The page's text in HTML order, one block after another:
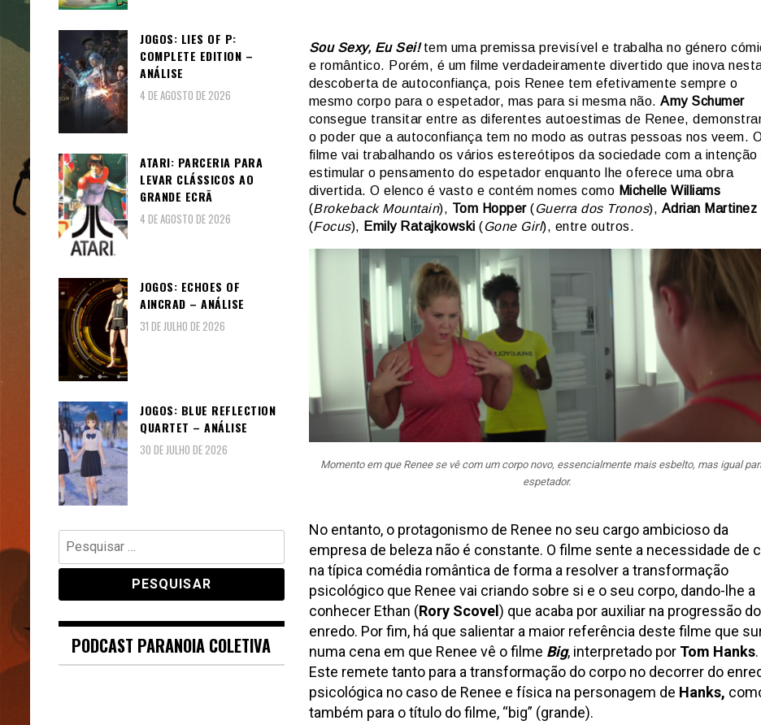
Sou Sexy, Eu Sei!tem uma premissa previsível e trabalha no género
e romântico. Porém, é um filme verdadeiramente divertido que inova
descoberta de autoconfiança, pois Renee tem efetivamente sempre o
mesmo corpo para o espetador, mas para si mesma não. Amy Schumer
consegue transitar entre as diferentes autoestimas de Renee,
o poder que a autoconfiança tem no modo as outras pessoas nos veem.
filme vai trabalhando os vários estereótipos da sociedade com a intenção
estimular o pensamento do espetador enquanto lhe oferece uma obra
divertida. O elenco é vasto e contém nomes como Michelle Williams
(Brokeback Mountain), Tom Hopper(Guerra dos Tronos), Adrian Martinez
(Focus), Emily Ratajkowski (Gone Girl), entre outros.
Momento em que Renee se vê com um corpo novo, essencialmente mais esbelto, mas igual
espetador.
No entanto, o protagonismo de Renee no seu cargo ambicioso da
empresa de beleza não é constante. O filme sente a necessidade de
na típica comédia romântica de forma a resolver a transformação
psicológico que Renee vai criando sobre si e o seu corpo, dando-lhe a
conhecer Ethan (Rory Scovel ) que acaba por auxiliar na progressão do
enredo. Por fim, há que salientar a maior referência deste filme que
numa cena em que Renee vê o filme Big, interpretado por Tom Hanks.
Este remete tanto para a transformação do corpo no decorrer do
psicológica no caso de Renee e física na personagem de Hanks,
também para o título do filme, “big” (grande).
JOGOS: LIES OF P:
COMPLETE EDITION –
ANÁLISE
4 DE AGOSTO DE 2026
ATARI: PARCERIA PARA
LEVAR CLÁSSICOS AO
GRANDE ECRÃ
4 DE AGOSTO DE 2026
JOGOS: ECHOES OF
AINCRAD – ANÁLISE
31 DE JULHO DE 2026
JOGOS: BLUE REFLECTION
QUARTET – ANÁLISE
30 DE JULHO DE 2026
Pesquisar
por:
PODCAST PARANOIA COLETIVA